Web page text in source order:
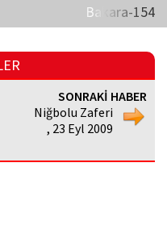
Bakara-154
SONRAKİ HABER
Niğbolu Zaferi
, 23 Eyl 2009